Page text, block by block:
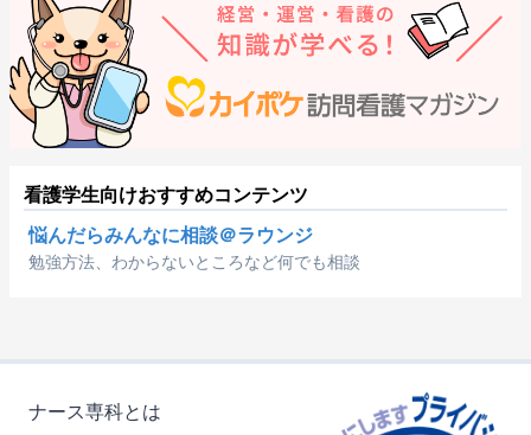
看護学生向けおすすめコンテンツ
悩んだらみんなに相談＠ラウンジ
勉強方法、わからないところなど何でも相談
ナース専科とは